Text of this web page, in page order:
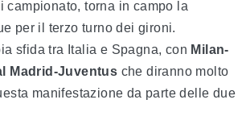
campionato, torna in campo la
per il terzo turno dei gironi.
sfida tra Italia e Spagna, con Milan-
Madrid-Juventus che diranno molto
manifestazione da parte delle due